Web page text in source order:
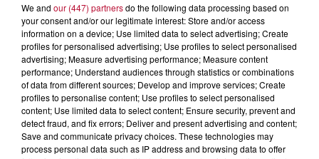
Comme tous les vendredis, voici une petite sélection des
rendez-vous à ne pas manquer dans le coin. Que vous ayez
envie de voyager à l'autre bout du monde,...
We and our (447) partnersdo the following data processing based on
your consent and/or our legitimate interest: Store and/or access
information on a device; Use limited data to select advertising; Create
profiles for personalised advertising; Use profiles to select personalised
advertising; Measure advertising performance; Measure content
performance; Understand audiences through statistics or combinations
of data from different sources; Develop and improve services; Create
profiles to personalise content; Use profiles to select personalised
content; Use limited data to select content; Ensure security, prevent and
detect fraud, and fix errors; Deliver and present advertising and content;
Save and communicate privacy choices. These technologies may
process personal data such as IP address and browsing data to offer